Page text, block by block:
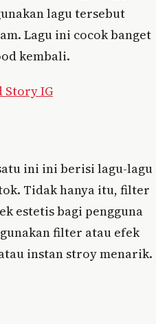
lagu tersebut
Lagu ini cocok banget
kembali.
Story IG
ini ini berisi lagu-lagu
Tidak hanya itu, filter
estetis bagi pengguna
filter atau efek
instan stroy menarik.